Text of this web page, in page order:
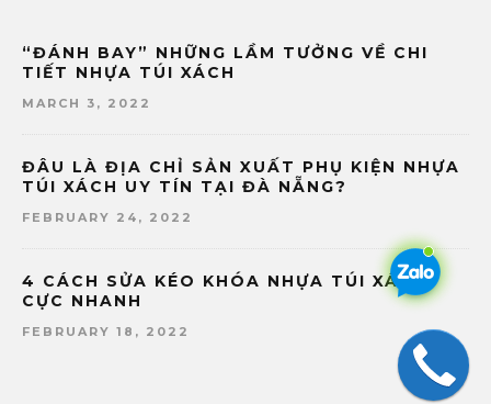
“ĐÁNH BAY” NHỮNG LẦM TƯỞNG VỀ CHI
TIẾT NHỰA TÚI XÁCH
MARCH 3, 2022
ĐÂU LÀ ĐỊA CHỈ SẢN XUẤT PHỤ KIỆN NHỰA
TÚI XÁCH UY TÍN TẠI ĐÀ NẴNG?
FEBRUARY 24, 2022
4 CÁCH SỬA KÉO KHÓA NHỰA TÚI XÁCH
CỰC NHANH
FEBRUARY 18, 2022